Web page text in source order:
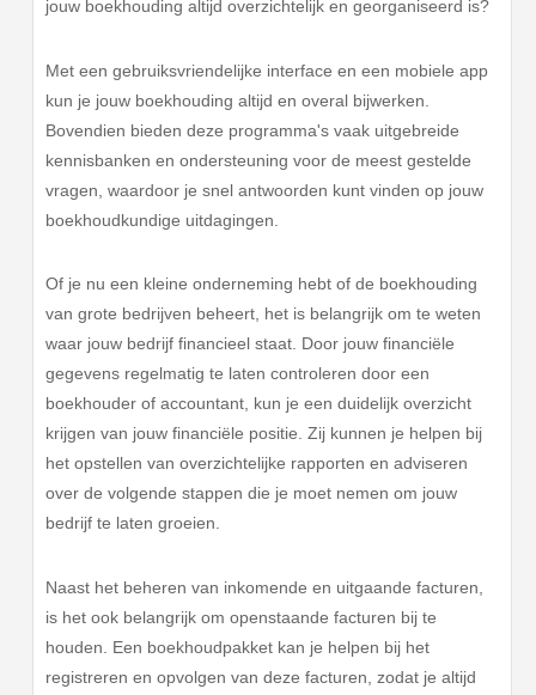
jouw boekhouding altijd overzichtelijk en georganiseerd is?
Met een gebruiksvriendelijke interface en een mobiele app
kun je jouw boekhouding altijd en overal bijwerken.
Bovendien bieden deze programma's vaak uitgebreide
kennisbanken en ondersteuning voor de meest gestelde
vragen, waardoor je snel antwoorden kunt vinden op jouw
boekhoudkundige uitdagingen.
Of je nu een kleine onderneming hebt of de boekhouding
van grote bedrijven beheert, het is belangrijk om te weten
waar jouw bedrijf financieel staat. Door jouw financiële
gegevens regelmatig te laten controleren door een
boekhouder of accountant, kun je een duidelijk overzicht
krijgen van jouw financiële positie. Zij kunnen je helpen bij
het opstellen van overzichtelijke rapporten en adviseren
over de volgende stappen die je moet nemen om jouw
bedrijf te laten groeien.
Naast het beheren van inkomende en uitgaande facturen,
is het ook belangrijk om openstaande facturen bij te
houden. Een boekhoudpakket kan je helpen bij het
registreren en opvolgen van deze facturen, zodat je altijd